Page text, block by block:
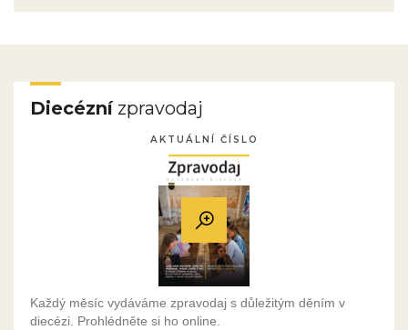
Diecéznízpravodaj
AKTUÁLNÍ ČÍSLO
Každý měsíc vydáváme zpravodaj s důležitým děním v
diecézi. Prohlédněte si ho online.